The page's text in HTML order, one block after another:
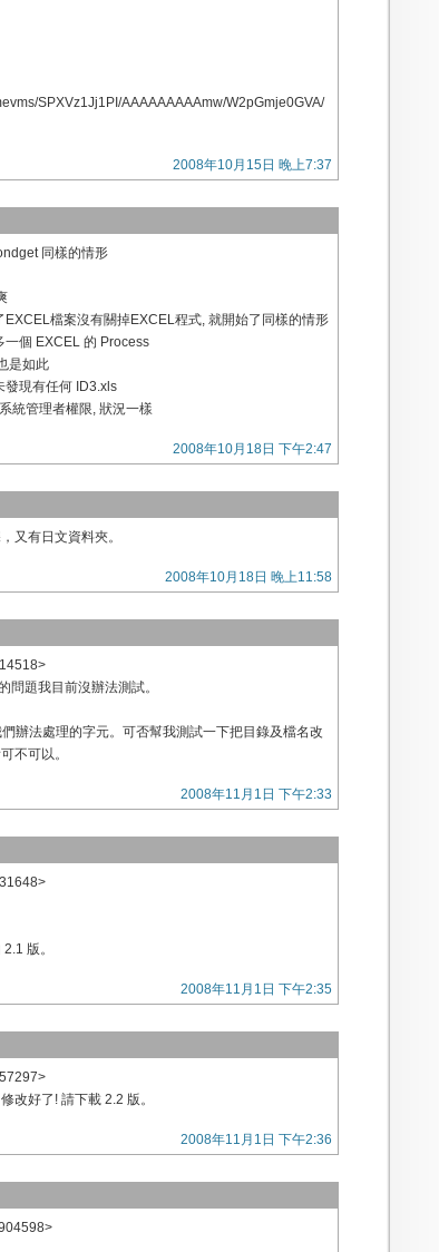
SPXVz1Jj1PI/AAAAAAAAAmw/W2pGmje0GVA/
2008年10月15日 晚上7:37
同樣的情形
檔案沒有關掉EXCEL程式, 就開始了同樣的情形
一個 EXCEL 的 Process
是如此
發現有任何 ID3.xls
統管理者權限, 狀況一樣
2008年10月18日 下午2:47
又有日文資料夾。
2008年10月18日 晚上11:58
問題我目前沒辦法測試。
辦法處理的字元。可否幫我測試一下把目錄及檔名改
不可以。
2008年11月1日 下午2:33
版。
2008年11月1日 下午2:35
改好了! 請下載 2.2 版。
2008年11月1日 下午2:36